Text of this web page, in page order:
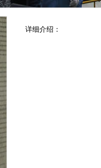
详细介绍 ：